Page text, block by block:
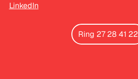
LinkedIn
Ring 27 28 41 22